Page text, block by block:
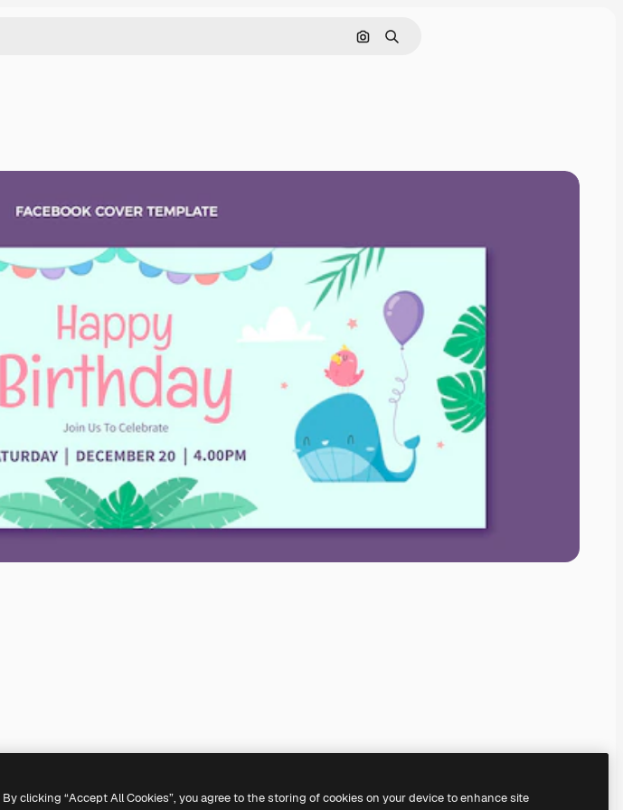
Pesquisar por imagem
Buscar
By clicking “Accept All Cookies”, you agree to the storing of cookies on your device to enhance site